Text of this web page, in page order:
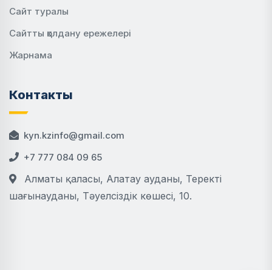
Сайт туралы
Сайтты қолдану ережелері
Жарнама
Контакты
kyn.kzinfo@gmail.com
+7 777 084 09 65
Алматы қаласы, Алатау ауданы, Теректі
шағынауданы, Тәуелсіздік көшесі, 10.